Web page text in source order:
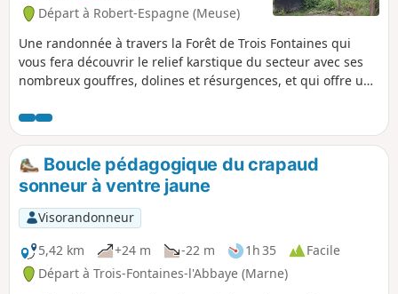
Départ à Robert-Espagne (Meuse)
Une randonnée à travers la Forêt de Trois Fontaines qui
vous fera découvrir le relief karstique du secteur avec ses
nombreux gouffres, dolines et résurgences, et qui offre un
Fontaines et le monument des fusillés du 29 Août 1944 à
Robert Espagne.
Boucle pédagogique du crapaud
sonneur à ventre jaune
Visorandonneur
5,42 km
+24 m -22 m 1h 35
Facile
Départ à Trois-Fontaines-l'Abbaye (Marne)